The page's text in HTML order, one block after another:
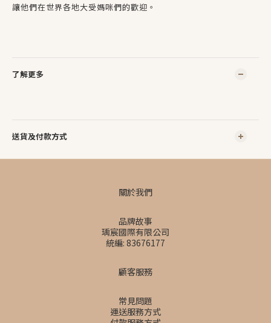
讓他們在世界各地大受媽咪們的歡迎。
了解更多
送貨及付款方式
關於我們
品牌故事
瑀宸國際有限公司
統編: 83676177
顧客服務
常見問題
運送服務方式